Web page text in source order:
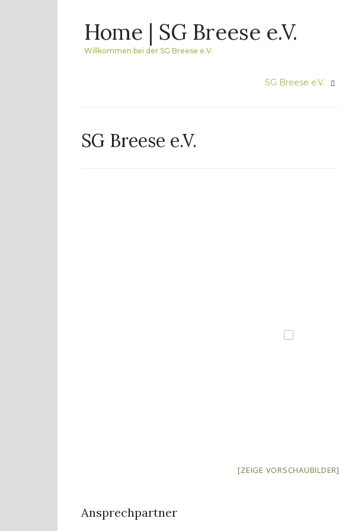
contentHome | SG Breese e.V.
Willkommen bei der SG Breese e.V.
SG Breese e.V.
SG Breese e.V.
[ZEIGE VORSCHAUBILDER]
Ansprechpartner